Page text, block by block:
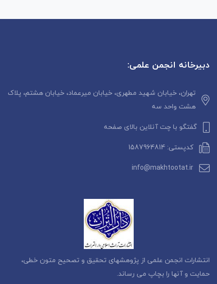
دبیرخانه انجمن علمی:
تهران، خیابان شهید مطهری، خیابان میرعماد، خیابان هشتم، پلاک
هشت واحد سه
گفتگو با چت آنلاین بالای صفحه
کدپستی: 1587964814
info@makhtootat.ir
انتشارات انجمن علمی از پژوهشهای تحقیق و تصحیح متون خطی،
حمایت و آنها را بچاپ می رساند.